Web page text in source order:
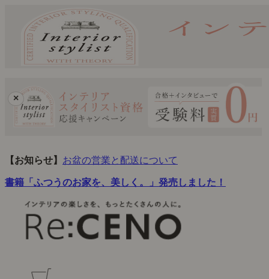
×
【お知らせ】 お盆の営業と配送について
書籍「ふつうのお家を、美しく。」発売しました！